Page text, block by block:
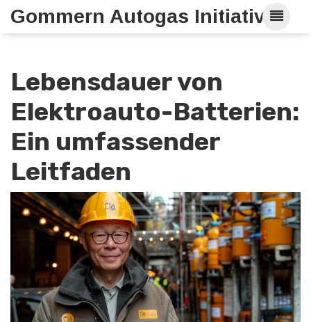
Gommern Autogas Initiative
Lebensdauer von
Elektroauto-Batterien:
Ein umfassender
Leitfaden